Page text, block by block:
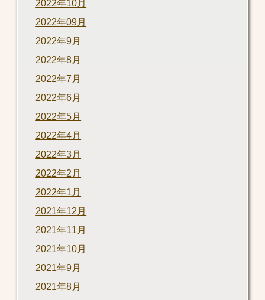
2022年10月
2022年09月
2022年9月
2022年8月
2022年7月
2022年6月
2022年5月
2022年4月
2022年3月
2022年2月
2022年1月
2021年12月
2021年11月
2021年10月
2021年9月
2021年8月